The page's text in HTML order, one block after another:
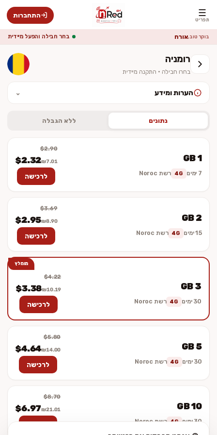
☰
תפריט
התחברות
בוקר טוב,אורח בחר חבילה והפעל מיידית
רומניה
בחרו חבילה · התקנה מיידית
הערות ומידע ⌄
וכולל מע״מ. ההתקנה מיידית — לא נשלח כרטיס פיזי.
נתונים ללא הגבלה
1 GB
7 ימים 4G רשת Noroc
$2.90
$2.32₪7.01
לרכישה
2 GB
15 ימים 4G רשת Noroc
$3.69
$2.95₪8.90
לרכישה
מומלץ
3 GB
30 ימים 4G רשת Noroc
$4.22
$3.38₪10.19
לרכישה
5 GB
30 ימים 4G רשת Noroc
$5.80
$4.64₪14.00
לרכישה
10 GB
30 ימים 4G רשת Noroc
$8.70
$6.97₪21.01
לרכישה